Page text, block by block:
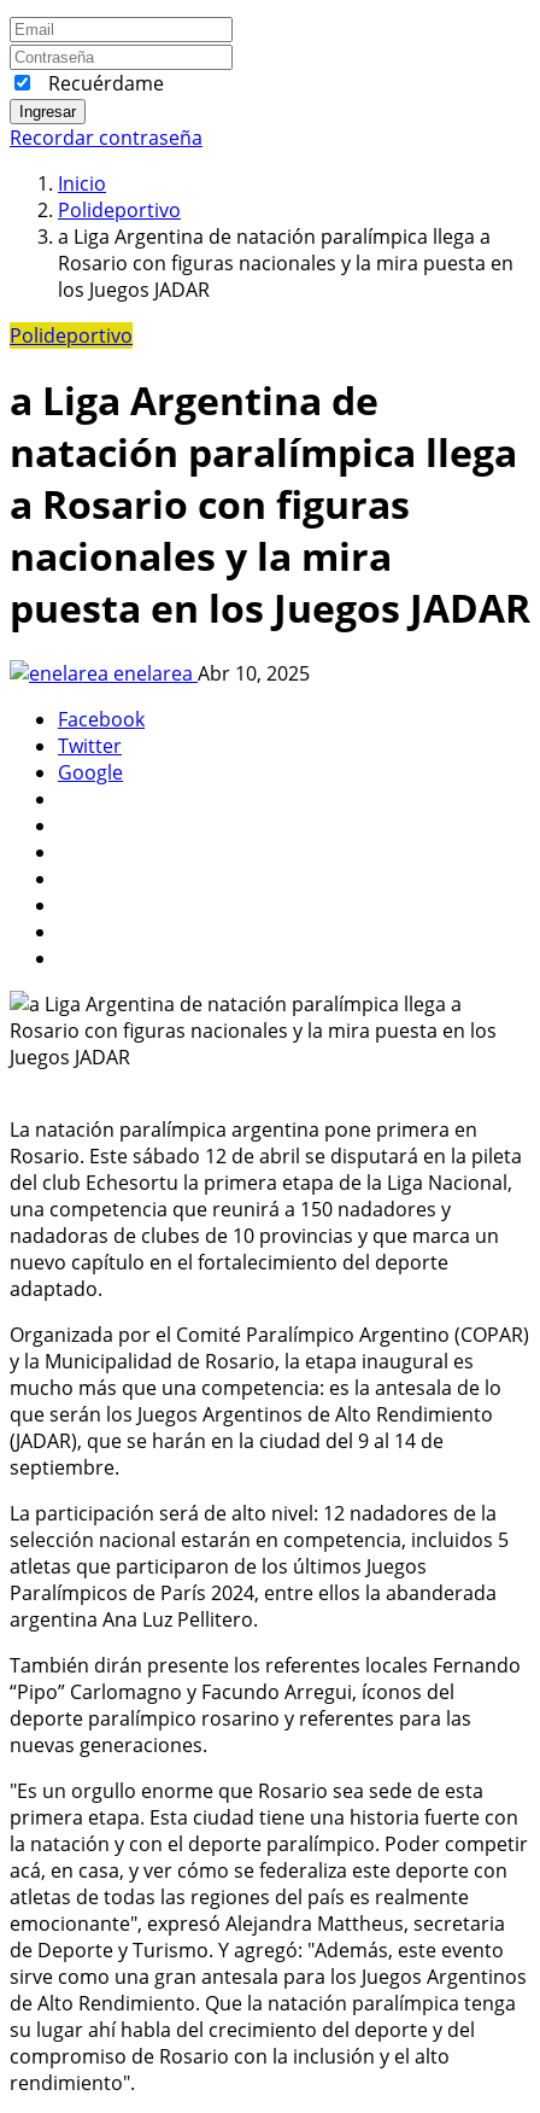
Recuérdame
Ingresar
Recordar contraseña
Inicio
Polideportivo
a Liga Argentina de natación paralímpica llega a
Rosario con figuras nacionales y la mira puesta en
los Juegos JADAR
Polideportivo
a Liga Argentina de
natación paralímpica llega
a Rosario con figuras
nacionales y la mira
puesta en los Juegos JADAR
enelarea Abr 10, 2025
Facebook
Twitter
Google
La natación paralímpica argentina pone primera en
Rosario. Este sábado 12 de abril se disputará en la pileta
del club Echesortu la primera etapa de la Liga Nacional,
una competencia que reunirá a 150 nadadores y
nadadoras de clubes de 10 provincias y que marca un
nuevo capítulo en el fortalecimiento del deporte
adaptado.
Organizada por el Comité Paralímpico Argentino (COPAR)
y la Municipalidad de Rosario, la etapa inaugural es
mucho más que una competencia: es la antesala de lo
que serán los Juegos Argentinos de Alto Rendimiento
(JADAR), que se harán en la ciudad del 9 al 14 de
septiembre.
La participación será de alto nivel: 12 nadadores de la
selección nacional estarán en competencia, incluidos 5
atletas que participaron de los últimos Juegos
Paralímpicos de París 2024, entre ellos la abanderada
argentina Ana Luz Pellitero.
También dirán presente los referentes locales Fernando
“Pipo” Carlomagno y Facundo Arregui, íconos del
deporte paralímpico rosarino y referentes para las
nuevas generaciones.
"Es un orgullo enorme que Rosario sea sede de esta
primera etapa. Esta ciudad tiene una historia fuerte con
la natación y con el deporte paralímpico. Poder competir
acá, en casa, y ver cómo se federaliza este deporte con
atletas de todas las regiones del país es realmente
emocionante", expresó Alejandra Mattheus, secretaria
de Deporte y Turismo. Y agregó: "Además, este evento
sirve como una gran antesala para los Juegos Argentinos
de Alto Rendimiento. Que la natación paralímpica tenga
su lugar ahí habla del crecimiento del deporte y del
compromiso de Rosario con la inclusión y el alto
rendimiento".